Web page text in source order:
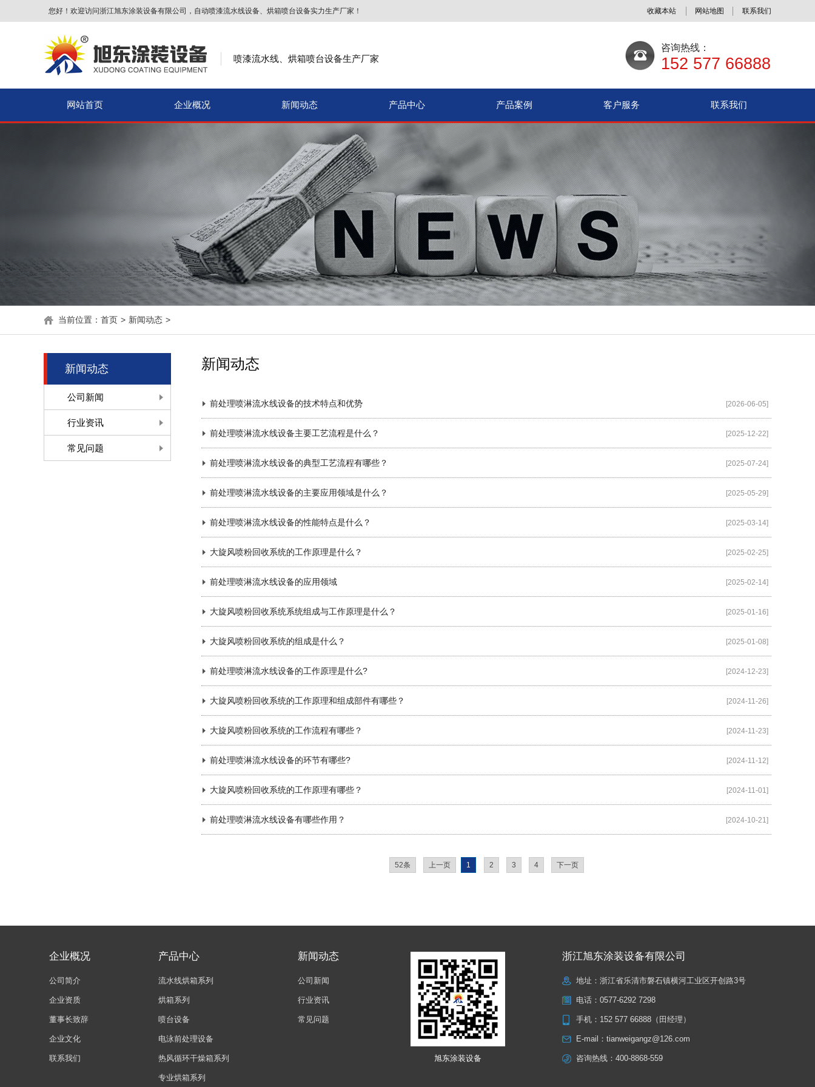
您好！欢迎访问浙江旭东涂装设备有限公司，自动喷漆流水线设备、烘箱喷台设备实力生产厂家！ 收藏本站 网站地图 联系我们
喷漆流水线、烘箱喷台设备生产厂家
咨询热线：
152 577 66888
网站首页 企业概况 新闻动态 产品中心 产品案例 客户服务 联系我们
当前位置： 首页 > 新闻动态 >
新闻动态
公司新闻
行业资讯
常见问题
新闻动态
前处理喷淋流水线设备的技术特点和优势 [2026-06-05]
前处理喷淋流水线设备主要工艺流程是什么？ [2025-12-22]
前处理喷淋流水线设备的典型工艺流程有哪些？ [2025-07-24]
前处理喷淋流水线设备的主要应用领域是什么？ [2025-05-29]
前处理喷淋流水线设备的性能特点是什么？ [2025-03-14]
大旋风喷粉回收系统的工作原理是什么？ [2025-02-25]
前处理喷淋流水线设备的应用领域 [2025-02-14]
大旋风喷粉回收系统系统组成与工作原理是什么？ [2025-01-16]
大旋风喷粉回收系统的组成是什么？ [2025-01-08]
前处理喷淋流水线设备的工作原理是什么? [2024-12-23]
大旋风喷粉回收系统的工作原理和组成部件有哪些？ [2024-11-26]
大旋风喷粉回收系统的工作流程有哪些？ [2024-11-23]
前处理喷淋流水线设备的环节有哪些? [2024-11-12]
大旋风喷粉回收系统的工作原理有哪些？ [2024-11-01]
前处理喷淋流水线设备有哪些作用？ [2024-10-21]
52条 上一页 1 2 3 4 下一页
企业概况
公司简介
企业资质
董事长致辞
企业文化
联系我们
产品中心
流水线烘箱系列
烘箱系列
喷台设备
电泳前处理设备
热风循环干燥箱系列
专业烘箱系列
新闻动态
公司新闻
行业资讯
常见问题
旭东涂装设备
浙江旭东涂装设备有限公司
地址：浙江省乐清市磐石镇横河工业区开创路3号
电话： 0577-6292 7298
手机： 152 577 66888（田经理）
E-mail： tianweigangz@126.com
咨询热线： 400-8868-559